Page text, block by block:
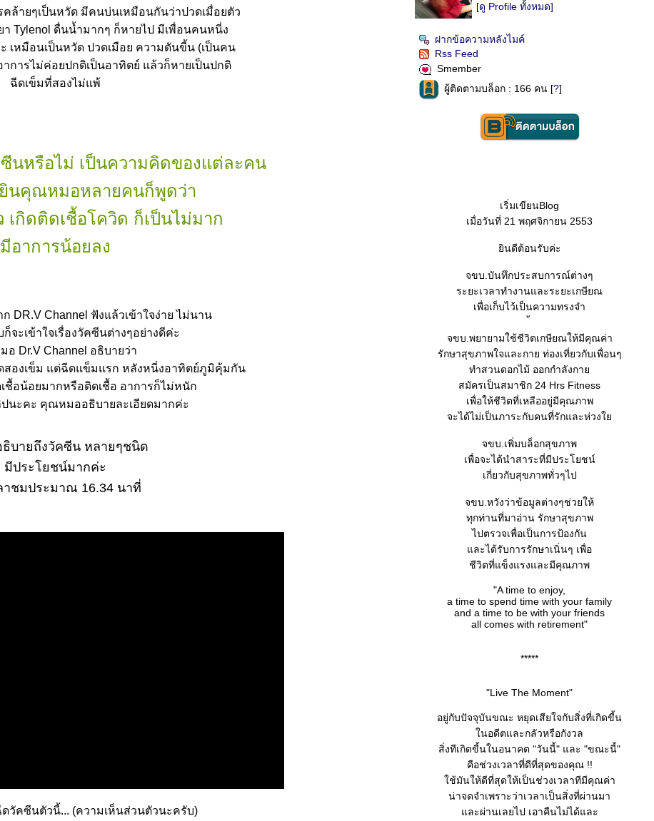
คล้ายๆเป็นหวัด มีคนบ่นเหมือนกันว่าปวดเมื่อยตัว
า Tylenol ดื่นน้ำมากๆ ก็หายไป มีเพื่อนคนหนี่ง
เหมือนเป็นหวัด ปวดเมือย ความดันขี้น (เป็นคน
การไม่ค่อยปกติเป็นอาทิตย์ แล้วก็หายเป็นปกติ
ฉีดเข็มที่สองไม่แพ้
นหรือไม่ เป็นความคิดของแต่ละคน
นคุณหมอหลายคนก็พูดว่า
กิดติดเชื้อโควิด ก็เป็นไม่มาก
มีอาการน้อยลง
DR.V Channel ฟังแล้วเข้าใจง่าย ไม่นาน
จะเข้าใจเรื่องวัคซีนต่างๆอย่างดีค่ะ
Dr.V Channel อธิบายว่า
สองเข็ม แต่ฉีดแข็มแรก หลังหนี่งอาทิตย์ภูมิคุ้มกัน
ชื้อน้อยมากหรือติดเชื้อ อาการก็ไม่หนัก
ปนะคะ คุณหมออธิบายละเอียดมากค่ะ
บายถึงวัคซีน หลายๆชนิด
มีประโยชน์มากค่ะ
ชมประมาณ 16.34 นาที่
ดวัคซีนตัวนี้... (ความเห็นส่วนตัวนะครับ)
[ดู Profile ทั้งหมด]
ฝากข้อความหลังไมค์
Rss Feed
Smember
ผู้ติดตามบล็อก : 166 คน [?]
เริ่มเขียนBlog
เมื่อวันที่ 21 พฤศจิกายน 2553
ินดีต้อนรับค่ะ
จขบ.บันทึกประสบการณ์ต่างๆ
ระยะเวลาทำงานและระยะเกษียณ
เพื่อเก็บไว้เป็นความทรงจำ
จขบ.พยายามใช้ชีวิตเกษียณให้มีคุณค่า
รักษาสุขภาพใจและกาย ท่องเที่ยวกับเพื่อนๆ
ทำสวนดอกไม้ ออกกำลังกา
สมัครเป็นสมาชิก 24 Hrs Fitness
เพื่อให้ชีวิตที่เหลืออยู่มีคุณภาพ
จะได้ไม่เป็นภาระกับคนที่รักและห่วง
จขบ.เพิ่มบล็อกสุขภาพ
เพื่อจะได้นำสาระที่มีประโยชน์
เกี่ยวกับสุขภาพทั่วๆไป
จขบ.หวังว่าข้อมูลต่างๆช่วยให้
ทุกท่านที่มาอ่าน รักษาสุขภาพ
ไปตรวจเพื่อเป็นการป้องกัน
ละได้รับการรักษาเนิ่นๆ เพื่อ
ชีวิตที่แข็งแรงและมีคุณภาพ
"A time to enjoy,
a time to spend time with your family
and a time to be with your friends
all comes with retirement"
*****
"Live The Moment"
อยู่กับปัจจุบันขณะ หยุดเสียใจกับสิ่งที่เกิดขี้น
นอดีตและกลัวหรือกังวล
สิ่งทีเกิดขี้นในอนาคต "วันนี้" และ "ขณะนี้"
คือช่วงเวลาที่ดีที่สุดของคุณ !!
ช้มันให้ดีที่สุดให้เป็นช่วงเวลาทีมีคุณค่า
น่าจดจำเพราะว่าเวลาเป็นสิ่งที่ผ่านมา
ละผ่านเลยไป เอาคืนไม่ได้และ